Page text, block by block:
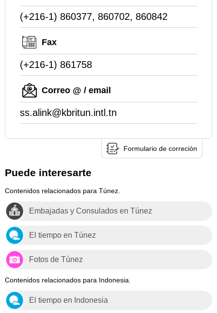
(+216-1) 860377, 860702, 860842
Fax
(+216-1) 861758
Correo @ / email
ss.alink@kbritun.intl.tn
Formulario de correción
Puede interesarte
Contenidos relacionados para Túnez.
Embajadas y Consulados en Túnez
El tiempo en Túnez
Fotos de Túnez
Contenidos relacionados para Indonesia.
El tiempo en Indonesia